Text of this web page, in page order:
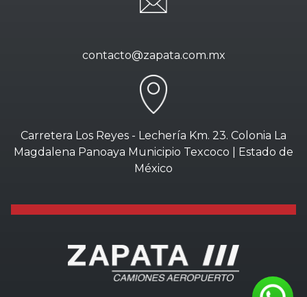
contacto@zapata.com.mx
Carretera Los Reyes - Lechería Km. 23. Colonia La
Magdalena Panoaya Municipio Texcoco | Estado de
México